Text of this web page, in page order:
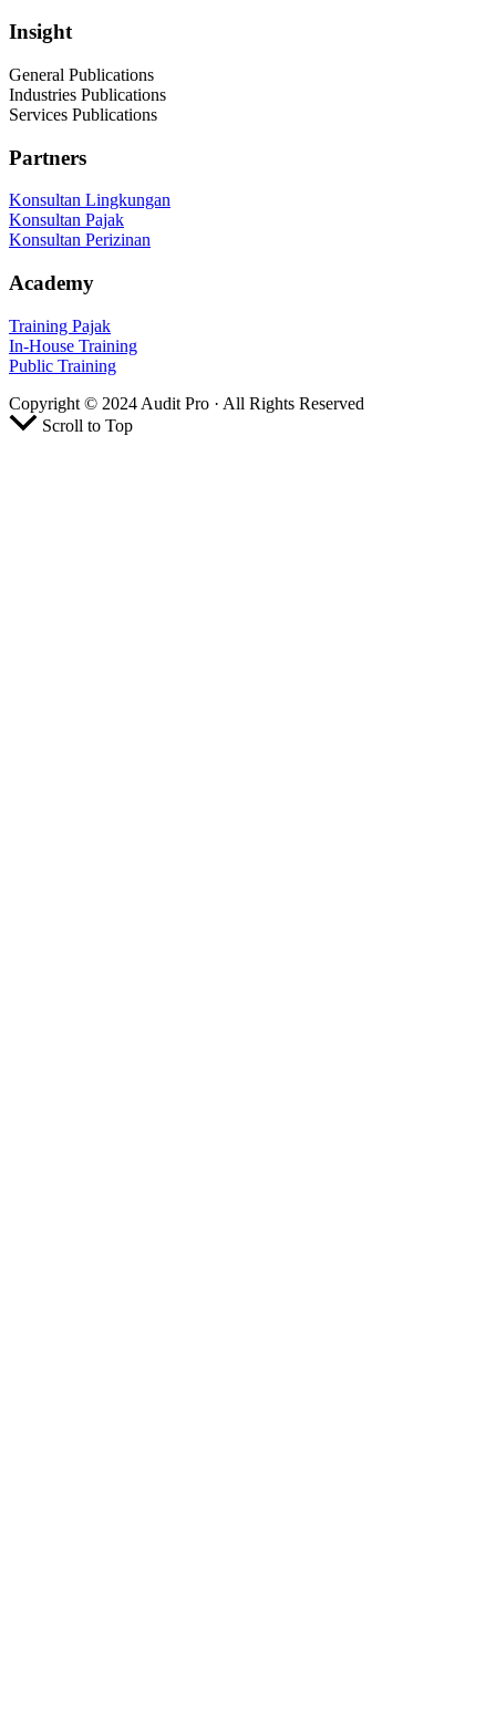
Insight
General Publications
Industries Publications
Services Publications
Partners
Konsultan Lingkungan
Konsultan Pajak
Konsultan Perizinan
Academy
Training Pajak
In-House Training
Public Training
Copyright © 2024 Audit Pro · All Rights Reserved
Scroll to Top